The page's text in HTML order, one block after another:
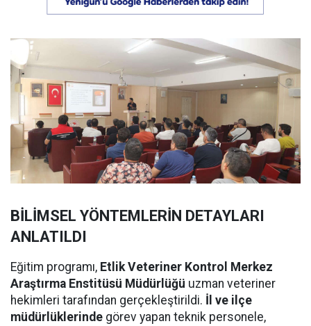
BİLİMSEL YÖNTEMLERİN DETAYLARI
ANLATILDI
Eğitim programı, Etlik Veteriner Kontrol Merkez
Araştırma Enstitüsü Müdürlüğü uzman veteriner
hekimleri tarafından gerçekleştirildi. İl ve ilçe
müdürlüklerinde görev yapan teknik personele,